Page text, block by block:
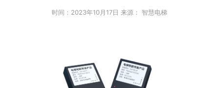
时间：2023年10月17日 来源： 智慧电梯